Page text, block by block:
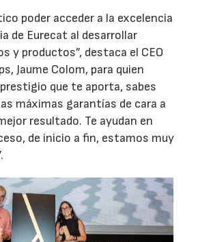
poder acceder a la excelencia
de Eurecat al desarrollar
y productos”, destaca el CEO
Jaume Colom, para quien
que te aporta, sabes
máximas garantías de cara a
resultado. Te ayudan en
de inicio a fin, estamos muy